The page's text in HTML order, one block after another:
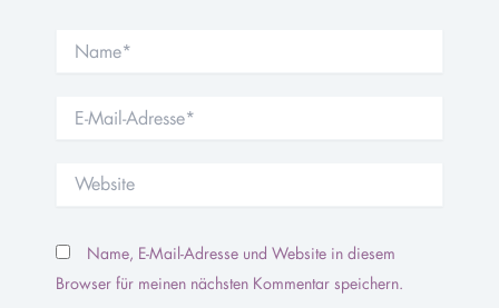
Mail-
Website
Name, E-Mail-Adresse und Website in diesem
Browser für meinen nächsten Kommentar speichern.